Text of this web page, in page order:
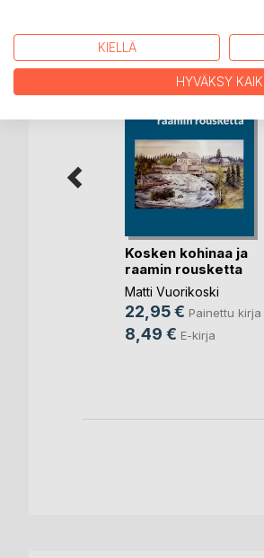
Kosken kohinaa ja
raamin rousketta
Matti Vuorikoski
22,95 € Painettu kirja
8,49 € E-kirja
KIELLÄ
HYVÄKSY